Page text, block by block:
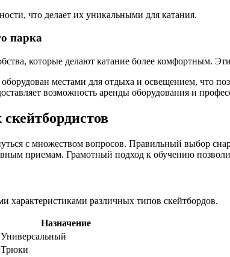
что делает их уникальными для катания.
парка
которые делают катание более комфортным.
местами для отдыха и освещением, что
возможность аренды оборудования и
с множеством вопросов. Правильный выбор
приемам. Грамотный подход к обучению
характеристиками различных типов скейтбордов.
Назначение
Универсальный
Трюки